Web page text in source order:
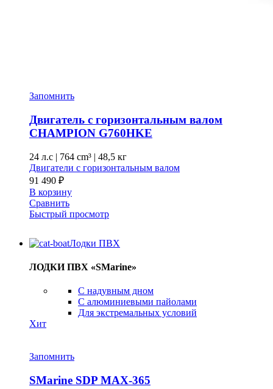
Запомнить
Двигатель с горизонтальным валом
CHAMPION G760HKE
24 л.с | 764 cm³ | 48,5 кг
Двигатели с горизонтальным валом
91 490 ₽
В корзину
Сравнить
Быстрый просмотр
Лодки ПВХ
ЛОДКИ ПВХ «SMarine»
C надувным дном
C алюминиевыми пайолами
Для экстремальных условий
Хит
Запомнить
SMarine SDP MAX-365